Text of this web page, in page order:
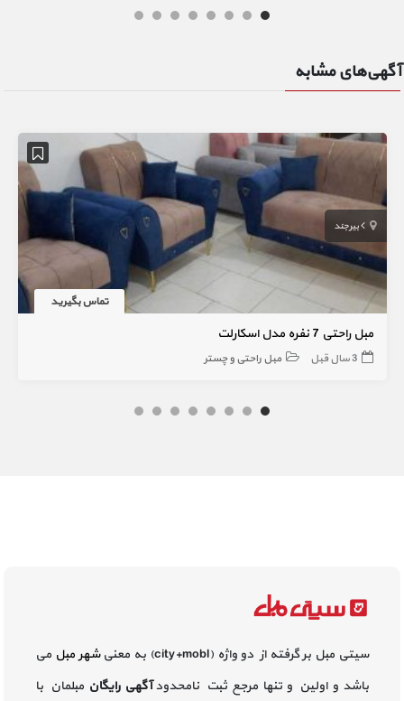
آگهی‌های مشابه
بیرجند
تماس بگیرید
مبل راحتی 7 نفره مدل اسکارلت
3 سال قبل مبل راحتی و چستر
سیتی مبل بر گرفته از دو واژه (city+mobl) به معنی شهر مبل می
باشد و اولین و تنها مرجع ثبت نامحدودآگهی رایگان مبلمان با